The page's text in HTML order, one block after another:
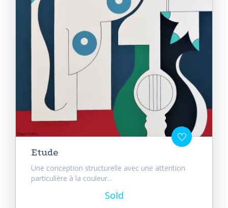
Etude
Une conception structurelle avec une attention
particulière à la couleur...
Sold